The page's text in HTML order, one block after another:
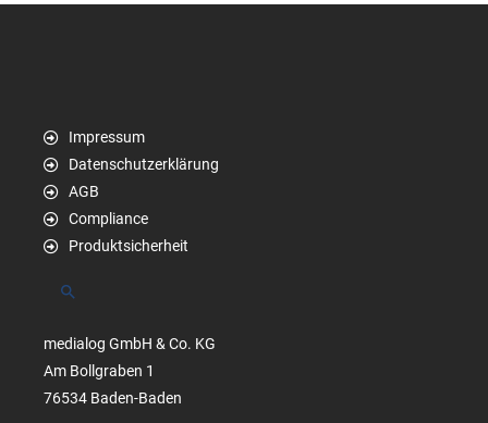
Impressum
Datenschutzerklärung
AGB
Compliance
Produktsicherheit
Suchen
medialog GmbH & Co. KG
Am Bollgraben 1
76534 Baden-Baden